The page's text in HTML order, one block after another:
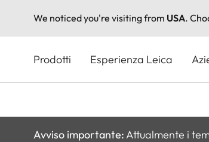
We noticed you're visiting from USA.
principale
Prodotti Esperienza Leica
Avviso importante: Attualmente i